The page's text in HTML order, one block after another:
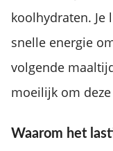
koolhydraten. Je
snelle energie
volgende
moeilijk om
Waarom het